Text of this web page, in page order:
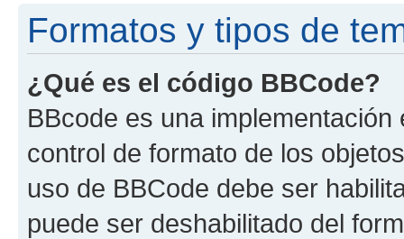
Formatos y tipos de
¿Qué es el código BBCode?
BBcode es una
control de formato de los
uso de BBCode debe ser
puede ser deshabilitado del